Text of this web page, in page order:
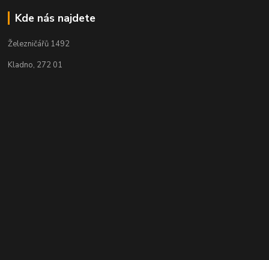
Kde nás najdete
Železničářů 1492
Kladno, 272 01